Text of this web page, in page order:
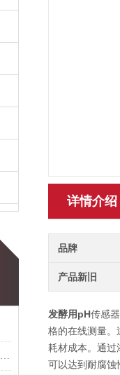
发酵pH电极是一种用于测量发酵过程中酸碱度的电化学传感器
详情介绍
品牌
产品新旧
发酵用pH传感
格的在线测量。
耗材成本。通过
可以达到耐腐蚀